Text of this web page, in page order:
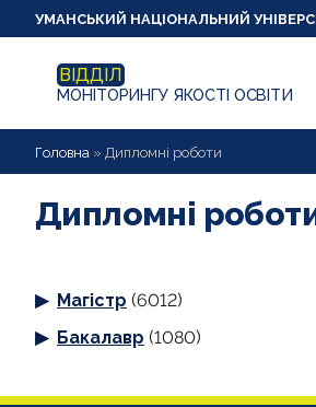
УМАНСЬКИЙ НАЦІОНАЛЬНИЙ
ВІДДІЛ
МОНІТОРИНГУ ЯКОСТІ ОСВІТИ
НОВИНИ
ПРО ВІДДІЛ
ВИКЛАДАЧУ
АНКЕТУВАННЯ
ДИПЛОМНІ РОБОТИ
Головна » Дипломні роботи
Дипломні
Магістр (6012)
Бакалавр (1080)